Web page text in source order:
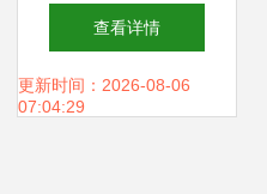
格不锈钢杯盖硅胶
提手漫步者保温杯
查看详情
更新时间：2026-08-06
07:04:29